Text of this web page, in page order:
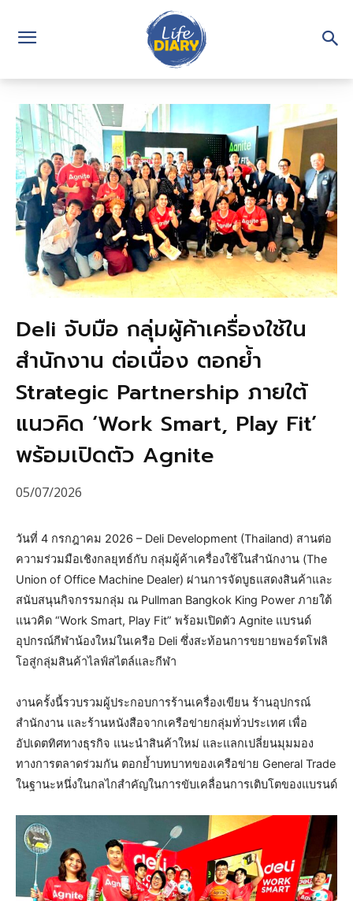
Deli จับมือ กลุ่มผู้ค้าเครื่องใช้ใน
สำนักงาน ต่อเนื่อง ตอกย้ำ
Strategic Partnership ภายใต้
แนวคิด ‘Work Smart, Play Fit’
พร้อมเปิดตัว Agnite
05/07/2026
วันที่ 4 กรกฎาคม 2026 – Deli Development (Thailand) สานต่อ
ความร่วมมือเชิงกลยุทธ์กับ กลุ่มผู้ค้าเครื่องใช้ในสำนักงาน (The
Union of Office Machine Dealer) ผ่านการจัดบูธแสดงสินค้าและ
สนับสนุนกิจกรรมกลุ่ม ณ Pullman Bangkok King Power ภายใต้
แนวคิด “Work Smart, Play Fit” พร้อมเปิดตัว Agnite แบรนด์
อุปกรณ์กีฬาน้องใหม่ในเครือ Deli ซึ่งสะท้อนการขยายพอร์ตโฟลิ
โอสู่กลุ่มสินค้าไลฟ์สไตล์และกีฬา
งานครั้งนี้รวบรวมผู้ประกอบการร้านเครื่องเขียน ร้านอุปกรณ์
สำนักงาน และร้านหนังสือจากเครือข่ายกลุ่มทั่วประเทศ เพื่อ
อัปเดตทิศทางธุรกิจ แนะนำสินค้าใหม่ และแลกเปลี่ยนมุมมอง
ทางการตลาดร่วมกัน ตอกย้ำบทบาทของเครือข่าย General Trade
ในฐานะหนึ่งในกลไกสำคัญในการขับเคลื่อนการเติบโตของแบรนด์